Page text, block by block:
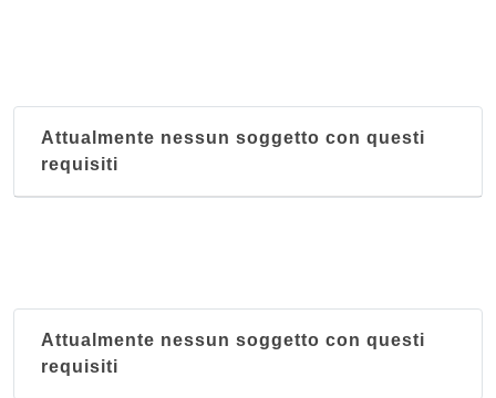
Attualmente nessun soggetto con questi
requisiti
Attualmente nessun soggetto con questi
requisiti